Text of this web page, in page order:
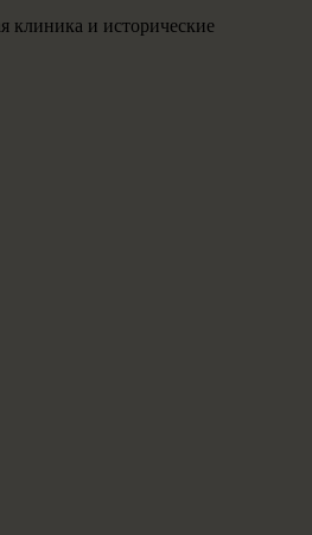
клиника и исторические